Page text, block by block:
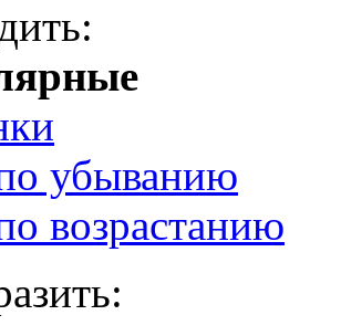
убыванию
возрастанию